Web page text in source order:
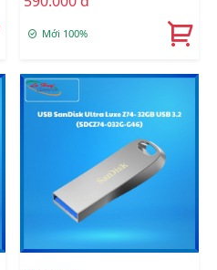
Mới 100%